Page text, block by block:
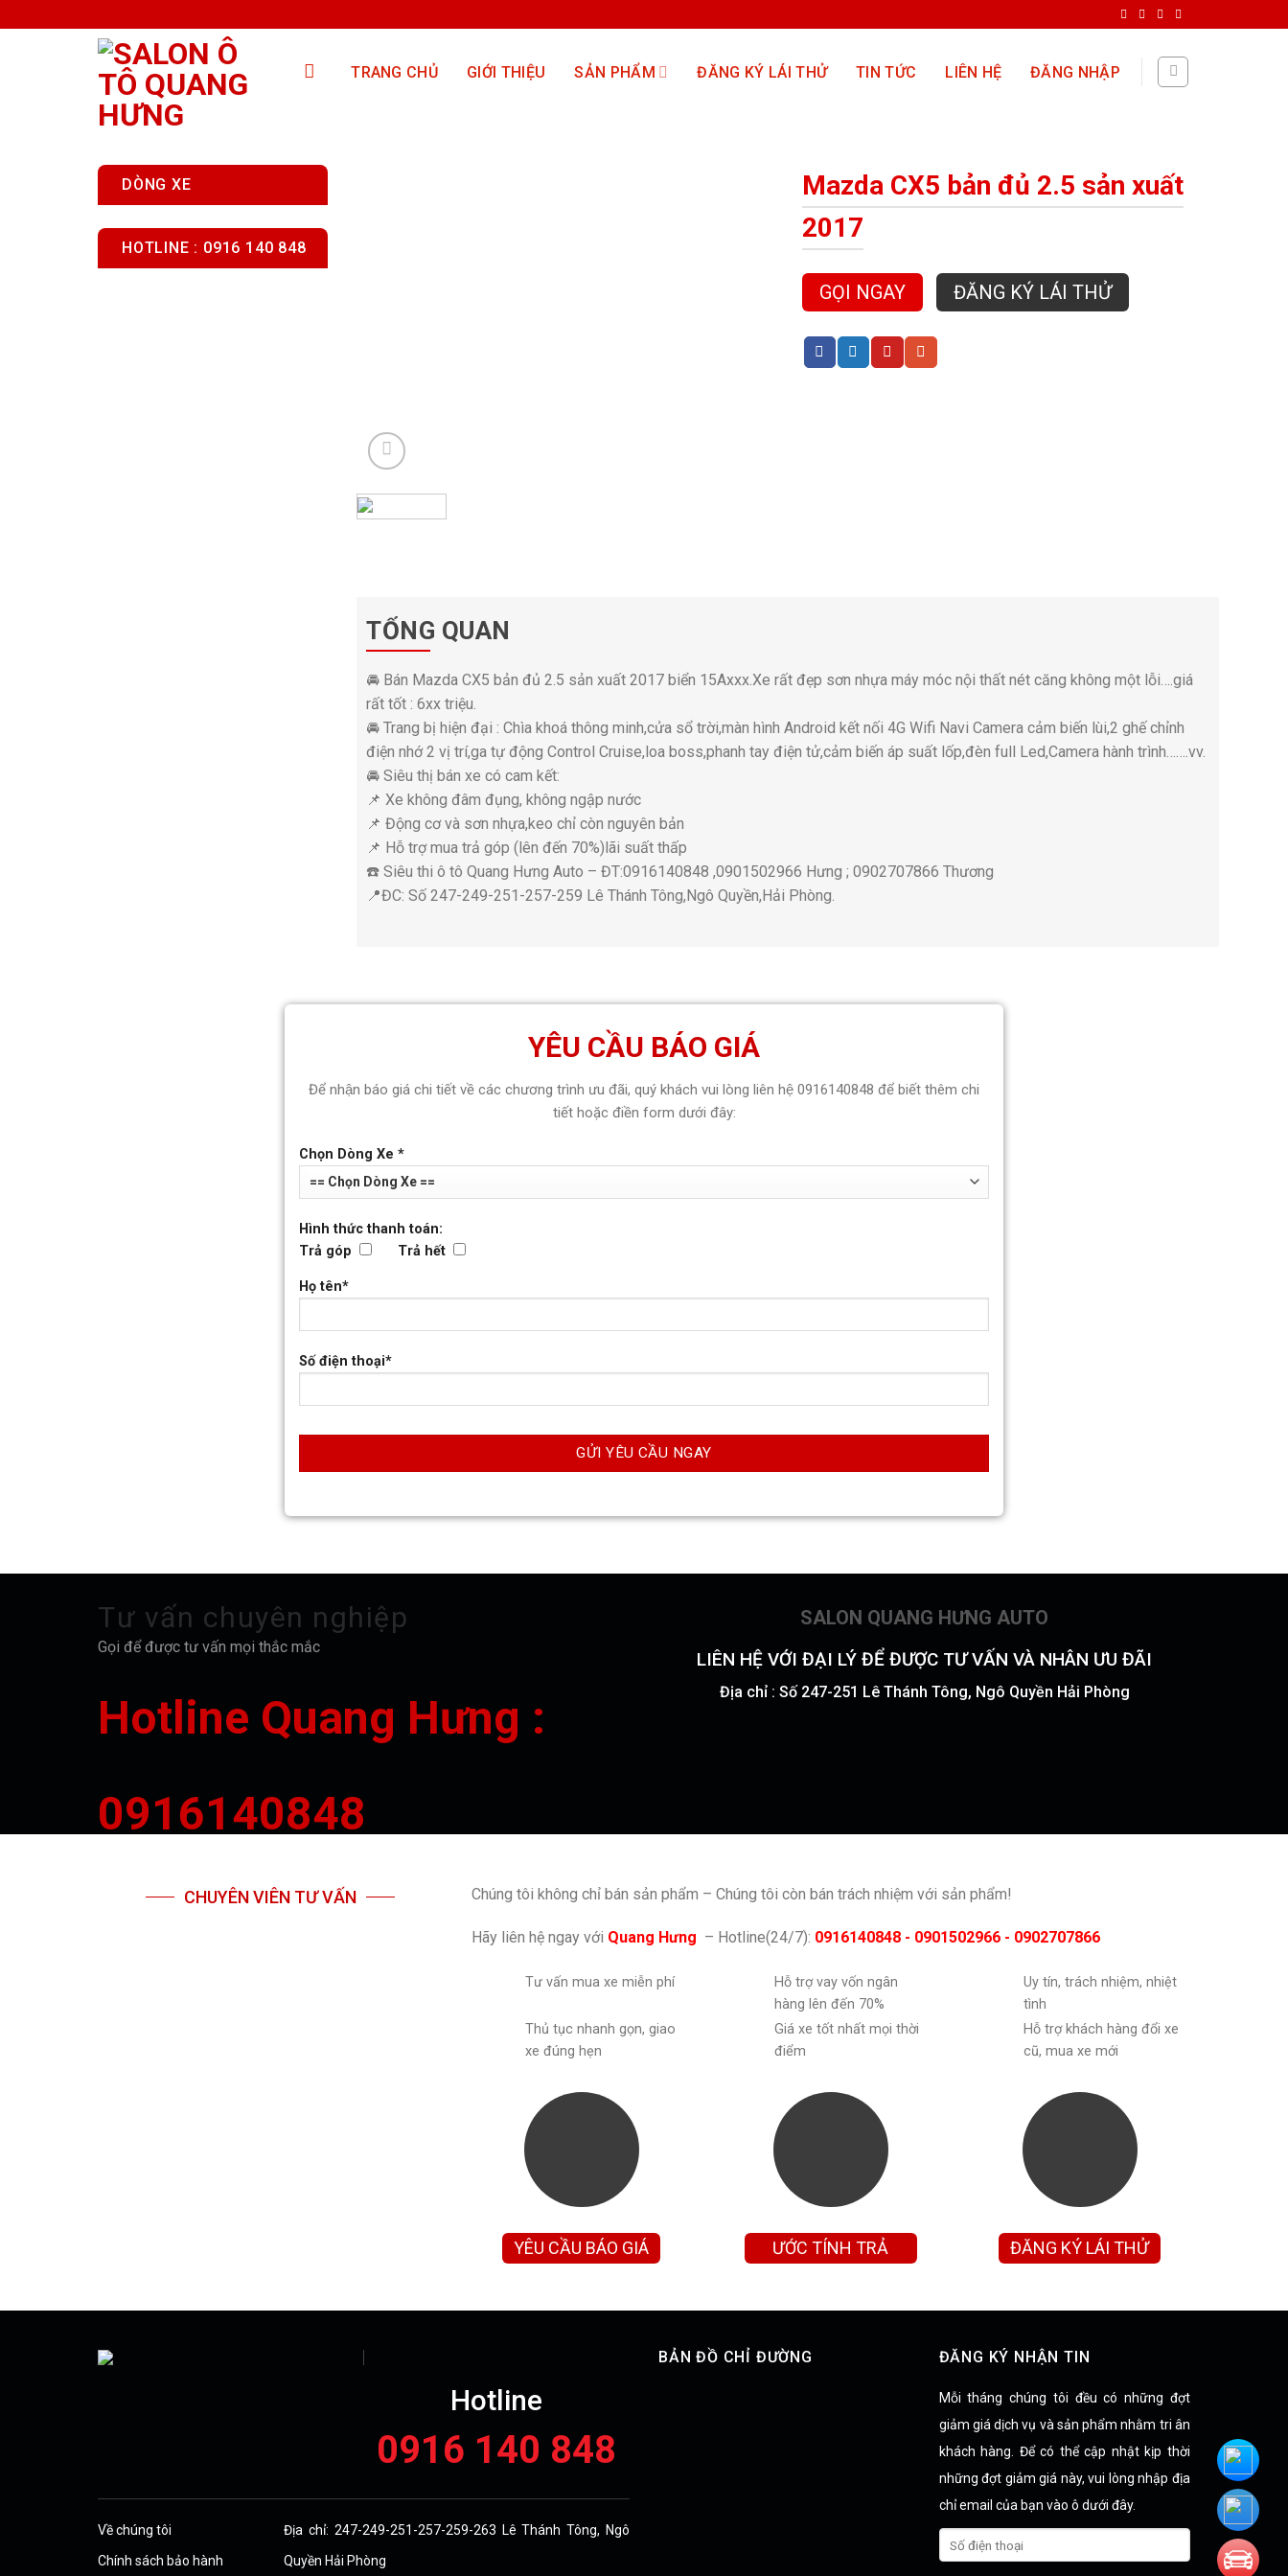
to
TRANG CHỦ GIỚI THIỆU SẢN PHẨM ĐĂNG KÝ LÁI THỬ TIN TỨC LIÊN HỆ ĐĂNG NHẬP
DÒNG XE
HOTLINE : 0916 140 848
Mazda CX5 bản đủ 2.5 sản xuất
2017
GỌI NGAY ĐĂNG KÝ LÁI THỬ
TỔNG QUAN
🚘 Bán Mazda CX5 bản đủ 2.5 sản xuất 2017 biển 15Axxx.Xe rất đẹp sơn nhựa máy móc nội thất nét căng không một lỗi….giá
rất tốt : 6xx triệu.
🚘 Trang bị hiện đại : Chìa khoá thông minh,cửa sổ trời,màn hình Android kết nối 4G Wifi Navi Camera cảm biến lùi,2 ghế chỉnh
điện nhớ 2 vị trí,ga tự động Control Cruise,loa boss,phanh tay điện tử,cảm biến áp suất lốp,đèn full Led,Camera hành trình…….vv.
🚘 Siêu thị bán xe có cam kết:
📌 Xe không đâm đụng, không ngập nước
📌 Động cơ và sơn nhựa,keo chỉ còn nguyên bản
📌 Hỗ trợ mua trả góp (lên đến 70%)lãi suất thấp
☎️ Siêu thi ô tô Quang Hưng Auto – ĐT:0916140848 ,0901502966 Hưng ; 0902707866 Thương
📍ĐC: Số 247-249-251-257-259 Lê Thánh Tông,Ngô Quyền,Hải Phòng.
YÊU CẦU BÁO GIÁ
Để nhận báo giá chi tiết về các chương trình ưu đãi, quý khách vui lòng liên hệ 0916140848 để biết thêm chi
tiết hoặc điền form dưới đây:
Chọn Dòng Xe *
Hình thức thanh toán:
Trả góp
Trả hết
Họ tên*
Số điện thoại*
Tư vấn chuyên nghiệp
Gọi để được tư vấn mọi thắc mắc
Hotline Quang Hưng :
0916140848
SALON QUANG HƯNG AUTO
LIÊN HỆ VỚI ĐẠI LÝ ĐỂ ĐƯỢC TƯ VẤN VÀ NHÂN ƯU ĐÃI
Địa chỉ : Số 247-251 Lê Thánh Tông, Ngô Quyền Hải Phòng
CHUYÊN VIÊN TƯ VẤN Chúng tôi không chỉ bán sản phẩm – Chúng tôi còn bán trách nhiệm với sản phẩm!
Hãy liên hệ ngay với Quang Hưng – Hotline(24/7): 0916140848 - 0901502966 - 0902707866
Tư vấn mua xe miễn phí
Hỗ trợ vay vốn ngân
hàng lên đến 70%
Uy tín, trách nhiệm, nhiệt
tình
Thủ tục nhanh gọn, giao
xe đúng hẹn
Giá xe tốt nhất mọi thời
điểm
Hỗ trợ khách hàng đổi xe
cũ, mua xe mới
YÊU CẦU BÁO GIÁ
ƯỚC TÍNH TRẢ
ĐĂNG KÝ LÁI THỬ
Hotline
0916 140 848
Về chúng tôi
Chính sách bảo hành
Địa chỉ: 247-249-251-257-259-263 Lê Thánh Tông, Ngô
Quyền Hải Phòng
BẢN ĐỒ CHỈ ĐƯỜNG ĐĂNG KÝ NHẬN TIN
Mỗi tháng chúng tôi đều có những đợt
giảm giá dịch vụ và sản phẩm nhằm tri ân
khách hàng. Để có thể cập nhật kịp thời
những đợt giảm giá này, vui lòng nhập địa
chỉ email của bạn vào ô dưới đây.